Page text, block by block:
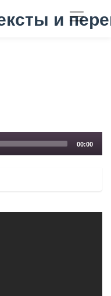
00:00